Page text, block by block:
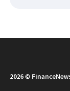
2026 ©